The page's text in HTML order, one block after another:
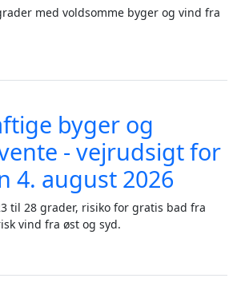
med voldsomme byger og vind fra
dag med voldsomme byger og sol -
byger og
- vejrudsigt for
4. august 2026
til 28 grader, risiko for gratis bad fra
vind fra øst og syd.
kraftige byger og tropenat i vente -